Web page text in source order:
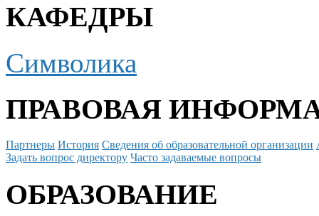
КАФЕДРЫ
Символика
ПРАВОВАЯ
Партнеры История Сведения об образовательной организации
Задать вопрос директору Часто задаваемые вопросы
ОБРАЗОВАНИЕ